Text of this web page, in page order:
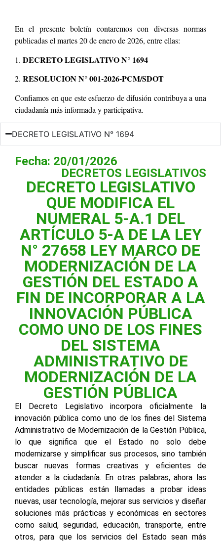
En el presente boletín contaremos con diversas normas
publicadas el martes 20 de enero de 2026, entre ellas:
1. DECRETO LEGISLATIVO N° 1694
2. RESOLUCION N° 001-2026-PCM/SDOT
Confiamos en que este esfuerzo de difusión contribuya a una
ciudadanía más informada y participativa.
DECRETO LEGISLATIVO N° 1694
Fecha: 20/01/2026
DECRETOS LEGISLATIVOS
DECRETO LEGISLATIVO
QUE MODIFICA EL
NUMERAL 5-A.1 DEL
ARTÍCULO 5-A DE LA LEY
N° 27658 LEY MARCO DE
MODERNIZACIÓN DE LA
GESTIÓN DEL ESTADO A
FIN DE INCORPORAR A LA
INNOVACIÓN PÚBLICA
COMO UNO DE LOS FINES
DEL SISTEMA
ADMINISTRATIVO DE
MODERNIZACIÓN DE LA
GESTIÓN PÚBLICA
El Decreto Legislativo incorpora oficialmente la
innovación pública como uno de los fines del Sistema
Administrativo de Modernización de la Gestión Pública,
lo que significa que el Estado no solo debe
modernizarse y simplificar sus procesos, sino también
buscar nuevas formas creativas y eficientes de
atender a la ciudadanía. En otras palabras, ahora las
entidades públicas están llamadas a probar ideas
nuevas, usar tecnología, mejorar sus servicios y diseñar
soluciones más prácticas y económicas en sectores
como salud, seguridad, educación, transporte, entre
otros, para que los servicios del Estado sean más